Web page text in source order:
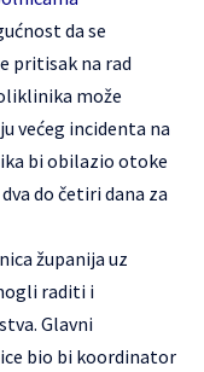
da se
pritisak na rad
može
većeg incidenta na
bi obilazio otoke
do četiri dana za
županija uz
raditi i
Glavni
bio bi koordinator